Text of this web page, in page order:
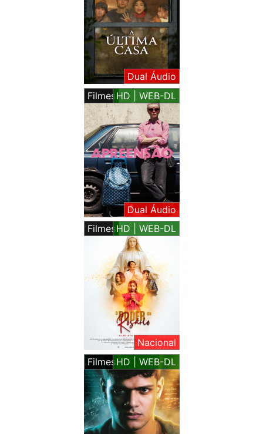
Dual Áudio
FilmesHD | WEB-DL
Dual Áudio
FilmesHD | WEB-DL
Nacional
FilmesHD | WEB-DL